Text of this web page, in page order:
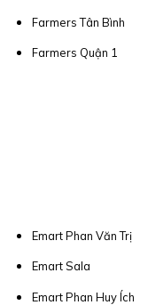
Farmers Tân Bình
Farmers Quận 1
Emart Phan Văn Trị
Emart Sala
Emart Phan Huy Ích